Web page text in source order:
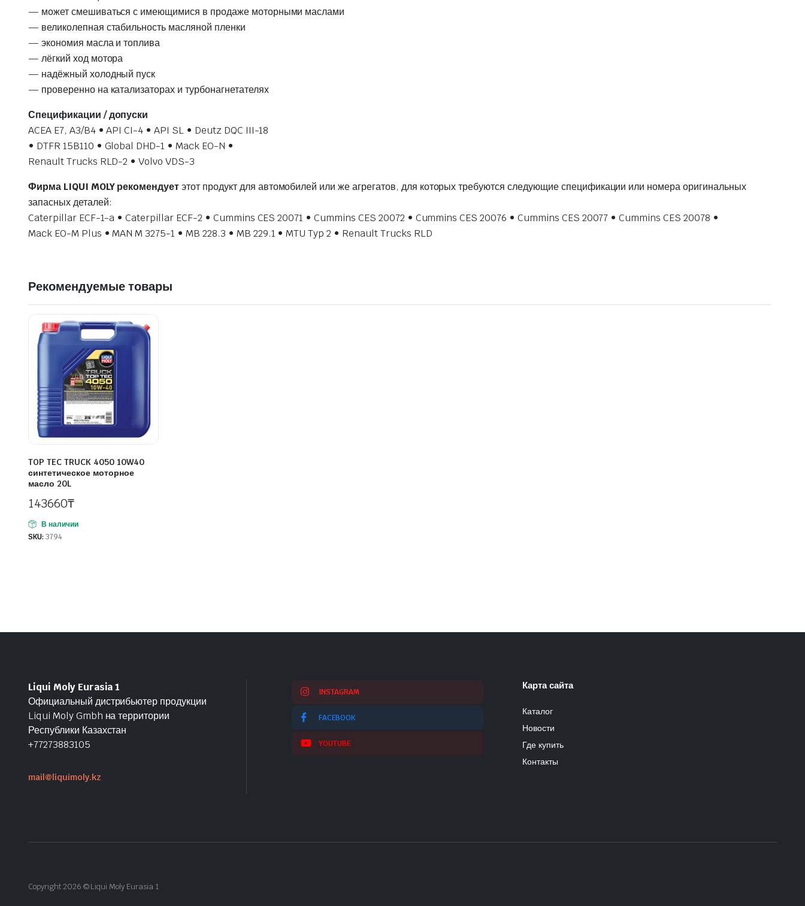
— может смешиваться с имеющимися в продаже моторными маслами
— великолепная стабильность масляной пленки
— экономия масла и топлива
— лёгкий ход мотора
— надёжный холодный пуск
— проверенно на катализаторах и турбонагнетателях
Спецификации / допуски
ACEA E7, A3/B4 • API CI-4 • API SL • Deutz DQC III-18
• DTFR 15B110 • Global DHD-1 • Mack EO-N •
Renault Trucks RLD-2 • Volvo VDS-3
Фирма LIQUI MOLY рекомендуетэтот продукт для автомобилей или же агрегатов, для которых требуются следующие спецификации или номера оригинальных
запасных деталей:
Caterpillar ECF-1-a • Caterpillar ECF-2 • Cummins CES 20071 • Cummins CES 20072 • Cummins CES 20076 • Cummins CES 20077 • Cummins CES 20078 •
Mack EO-M Plus • MAN M 3275-1 • MB 228.3 • MB 229.1 • MTU Typ 2 • Renault Trucks RLD
Рекомендуемые товары
TOP TEC TRUCK 4050 10W40
синтетическое моторное
масло 20L
143660₸
В наличии
SKU: 3794
Liqui Moly Eurasia 1
Официальный дистрибьютер продукции
Liqui Moly Gmbh на территории
Республики Казахстан
+77273883105
mail@liquimoly.kz
INSTAGRAM
FACEBOOK
YOUTUBE
Карта сайта
Каталог
Новости
Где купить
Контакты
Copyright 2026 © Liqui Moly Eurasia 1